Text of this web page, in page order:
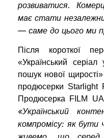
розвиватися.
має стати
— саме до цього ми
Після короткої
«Український
пошук нової
продюсерки Starlight
Продюсерка FILM
«Український
компромісу: як